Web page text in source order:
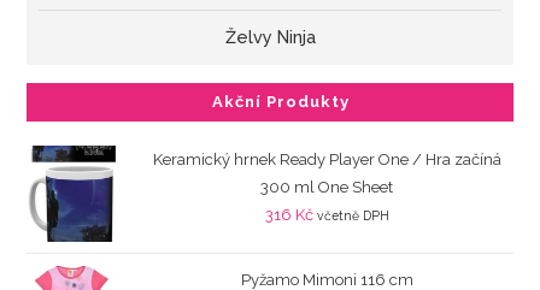
Želvy Ninja
Akční Produkty
Keramický hrnek Ready Player One / Hra začíná
300 ml One Sheet
316 Kč včetně DPH
Pyžamo Mimoni 116 cm